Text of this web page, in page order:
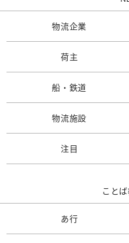
物流企業
荷主
船・鉄道
物流施設
注目
ことば
あ行